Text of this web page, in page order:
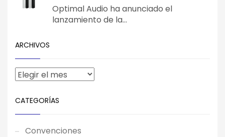
Optimal Audio ha anunciado el
lanzamiento de la...
ARCHIVOS
CATEGORÍAS
Convenciones